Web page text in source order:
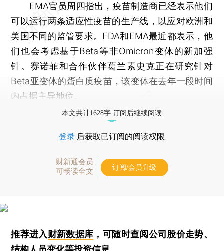
EMA官员周四指出，疫苗制造商已经表示他们
可以运行两条适应性疫苗的生产线，以应对欧洲和
美国不同的监管要求。FDA和EMA最近都表示，他
们也会考虑基于Beta等非Omicron变体的新加强
针。赛诺菲和合作伙伴葛兰素史克正在研究针对
Beta亚变体的蛋白质疫苗，该变体在去年一段时间
内占据主导地位。
本文共计1628字 订阅后继续阅读
登录 后获取已订阅的阅读权限
财新通会员
可畅读全文
订阅/会员升级
推荐进入财新数据库 ，可随时查阅公司股价走势、